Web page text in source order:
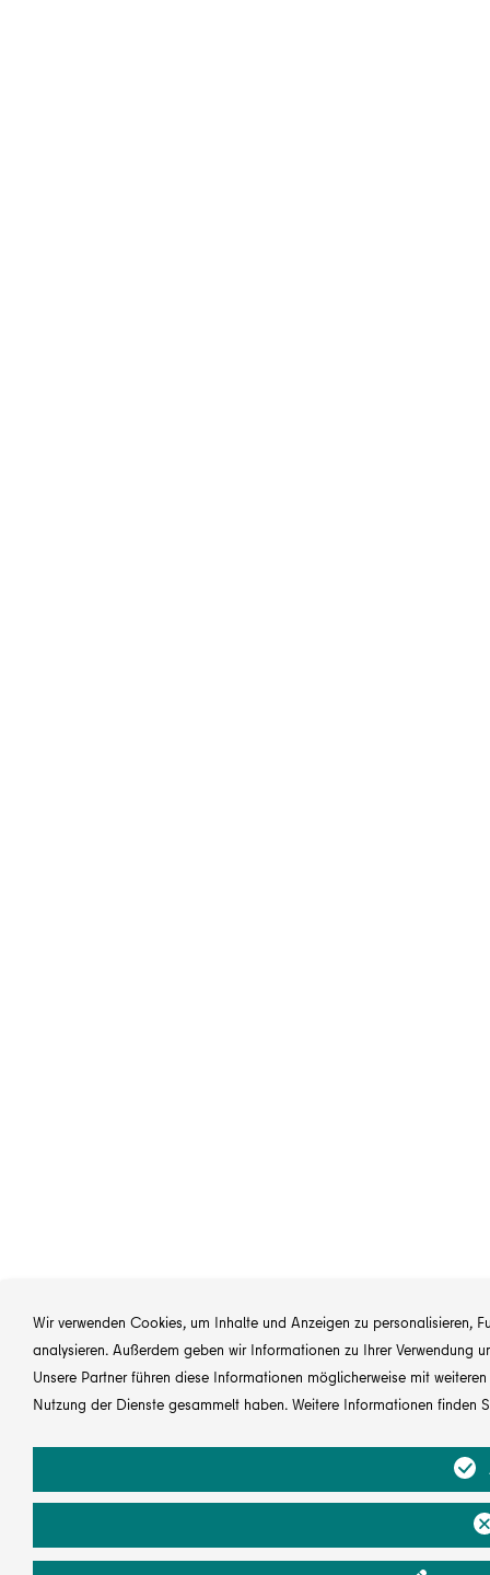
Wir verwenden Cookies, um Inhalte und Anzeigen zu personalisieren,
analysieren. Außerdem geben wir Informationen zu Ihrer Verwendung
Unsere Partner führen diese Informationen möglicherweise mit
Nutzung der Dienste gesammelt haben. Weitere Informationen finden